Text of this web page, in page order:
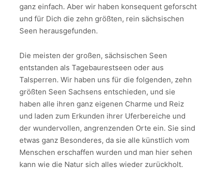
ganz einfach. Aber wir haben konsequent geforscht
und für Dich die zehn größten, rein sächsischen
Seen herausgefunden.
Die meisten der großen, sächsischen Seen
entstanden als Tagebaurestseen oder aus
Talsperren. Wir haben uns für die folgenden, zehn
größten Seen Sachsens entschieden, und sie
haben alle ihren ganz eigenen Charme und Reiz
und laden zum Erkunden ihrer Uferbereiche und
der wundervollen, angrenzenden Orte ein. Sie sind
etwas ganz Besonderes, da sie alle künstlich vom
Menschen erschaffen wurden und man hier sehen
kann wie die Natur sich alles wieder zurückholt.